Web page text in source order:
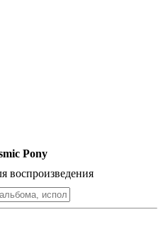
Pony
воспроизведения